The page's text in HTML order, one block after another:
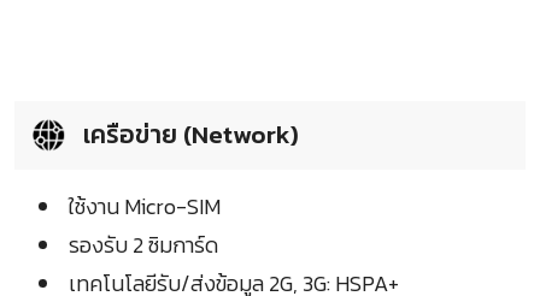
เครือข่าย (Network)
ใช้งาน Micro-SIM
รองรับ 2 ซิมการ์ด
เทคโนโลยีรับ/ส่งข้อมูล 2G, 3G: HSPA+